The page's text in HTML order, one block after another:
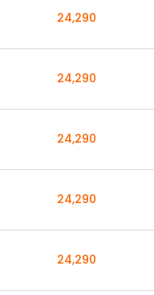
24,290
24,290
24,290
24,290
24,290